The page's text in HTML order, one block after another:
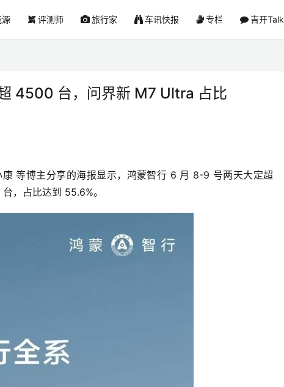
源 评测师 旅行家 车讯快报 专栏 吉开Talk
4500 台，问界新 M7 Ultra 占比
等博主分享的海报显示，鸿蒙智行 6 月 8-9 号两天大定超
，占比达到 55.6%。